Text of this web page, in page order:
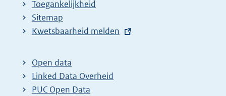
Toegankelijkheid
Sitemap
E
t
e
r
Kwetsbaarheid melden
Open data
Linked Data Overheid
PUC Open Data